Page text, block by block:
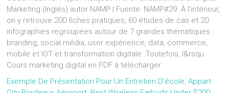
Exemple De Présentation Pour Un Entretien D'école,Appart